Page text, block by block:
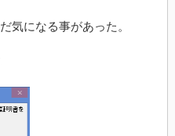
気になる事があった。